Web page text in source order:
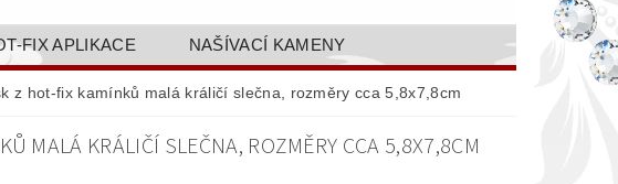
FIX APLIKACE NAŠÍVACÍ KAMENY
DOPRODEJ A SLEVY GALERIE
z hot-fix kamínků malá králičí slečna, rozměry cca 5,8x7,8cm
MALÁ KRÁLIČÍ SLEČNA, ROZMĚRY CCA 5,8X7,8CM